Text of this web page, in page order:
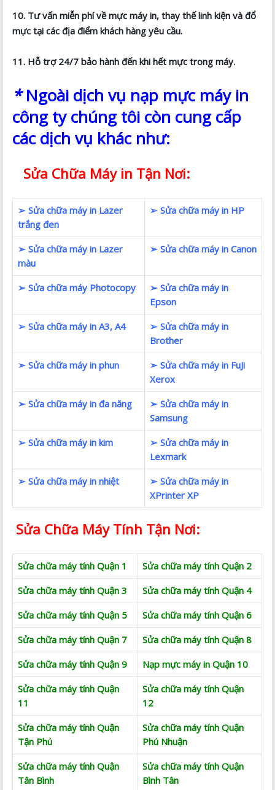
10. Tư vấn miễn phí về mực máy in, thay thế linh kiện và đổ
mực tại các địa điểm khách hàng yêu cầu.
11. Hỗ trợ 24/7 bảo hành đến khi hết mực trong máy.
*Ngoài dịch vụ nạp mực máy in
công ty chúng tôi còn cung cấp
các dịch vụ khác như:
Sửa Chữa Máy in Tận Nơi:
➢ Sửa chữa máy in Lazer
trắng đen
➢ Sửa chữa máy in HP
➢ Sửa chữa máy in Lazer
màu
➢ Sửa chữa máy in Canon
➢ Sửa chữa máy Photocopy
➢ Sửa chữa máy in
Epson
➢ Sửa chữa máy in A3, A4
➢ Sửa chữa máy in
Brother
➢ Sửa chữa máy in phun
➢ Sửa chữa máy in FuJi
Xerox
➢ Sửa chữa máy in đa năng
➢ Sửa chữa máy in
Samsung
➢ Sửa chữa máy in kim
➢ Sửa chữa máy in
Lexmark
➢ Sửa chữa máy in nhiệt
➢ Sửa chữa máy in
XPrinter XP
Sửa Chữa Máy Tính Tận Nơi:
Sửa chữa máy tính Quận 1
Sửa chữa máy tính Quận 2
Sửa chữa máy tính Quận 3
Sửa chữa máy tính Quận 4
Sửa chữa máy tính Quận 5
Sửa chữa máy tính Quận 6
Sửa chữa máy tính Quận 7
Sửa chữa máy tính Quận 8
Sửa chữa máy tính Quận 9
Nạp mực máy in Quận 10
Sửa chữa máy tính Quận
11
Sửa chữa máy tính Quận
12
Sửa chữa máy tính Quận
Tận Phú
Sửa chữa máy tính Quận
Phú Nhuận
Sửa chữa máy tính Quận
Tân Bình
Sửa chữa máy tính Quận
Bình Tân